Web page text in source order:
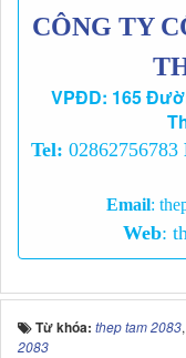
CÔNG TY
VPĐD: 165
Tel: 02862756783
Email:
Web:
Từ khóa: thep tam 2083,
2083